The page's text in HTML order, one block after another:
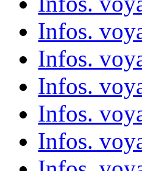
Infos.
Infos.
Infos.
Infos.
Infos.